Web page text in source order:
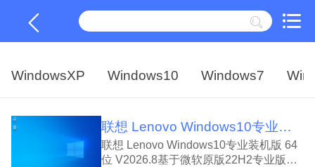
WindowsXP Windows10 Windows7
联想 Lenovo Windows10专业装机版 64位 V2026.8
联想 Lenovo Windows10专业装机版 64
位 V2026.8基于微软原版22H2专业版封